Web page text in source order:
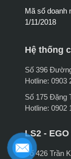
Mã số doanh
1/11/2018
Hệ thống
Số 396
Hotline: 0903
Số 175 Đặng
Hotline: 0902
LS2 -
Số 426 Trần